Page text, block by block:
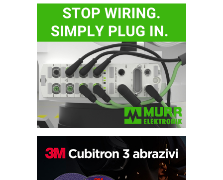
Potpuna efikasnost bez složenih
sistema